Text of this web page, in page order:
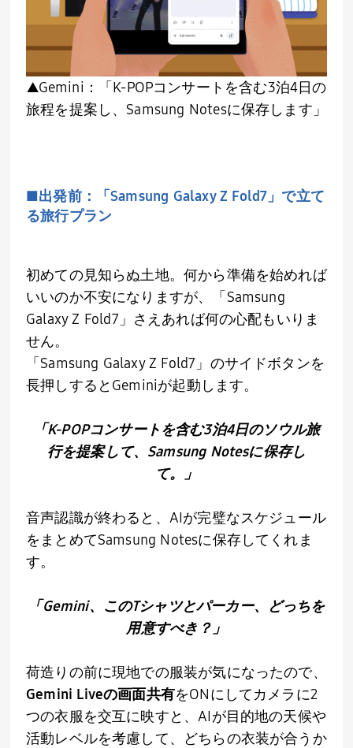
▲Gemini：「 K-POPコンサートを含む3泊4日の
旅程を提案し、 Samsung Notesに保存します」
■出発前：「Samsung Galaxy Z Fold7 」で立て
る旅行プラン
初めての見知らぬ土地。何から準備を始めれば
いいのか不安になりますが、「 Samsung
Galaxy Z Fold7 」さえあれば何の心配もいりま
せん。
「 Samsung Galaxy Z Fold7 」のサイドボタンを
長押しすると Geminiが起動します。
「K-POPコンサートを含む3泊4日のソウル旅
行を提案して、Samsung Notesに保存し
て。」
音声認識が終わると、 AIが完璧なスケジュール
をまとめてSamsung Notesに保存してくれま
す。
「Gemini、このTシャツとパーカー、どっちを
用意すべき？」
荷造りの前に現地での服装が気になったので、
Gemini Liveの画面共有をONにしてカメラに2
つの衣服を交互に映すと、AIが目的地の天候や
活動レベルを考慮して、どちらの衣装が合うか